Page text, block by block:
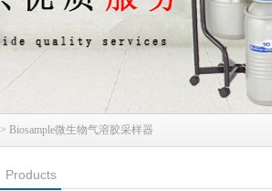
> Biosample微生物气溶胶采样器
Products